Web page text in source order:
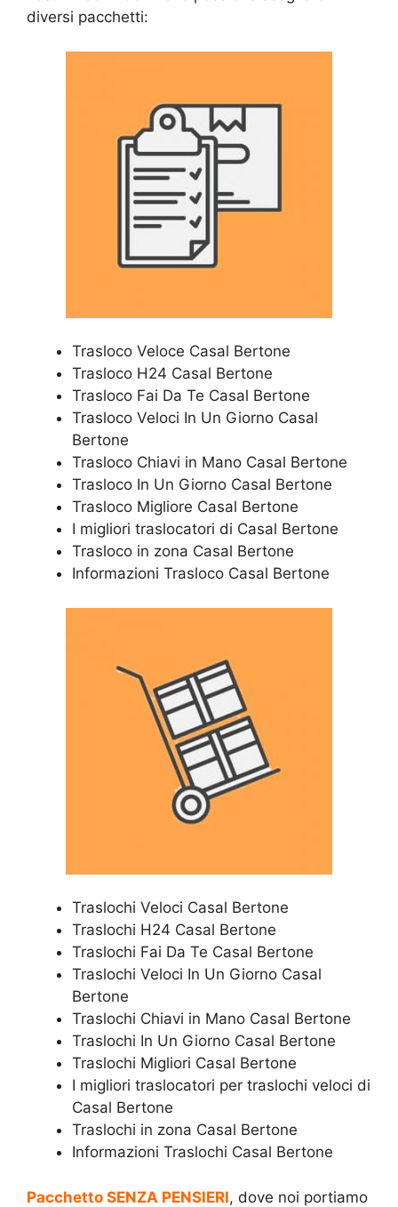
diversi pacchetti:
Trasloco Veloce Casal Bertone
Trasloco H24 Casal Bertone
Trasloco Fai Da Te Casal Bertone
Trasloco Veloci In Un Giorno Casal
Bertone
Trasloco Chiavi in Mano Casal Bertone
Trasloco In Un Giorno Casal Bertone
Trasloco Migliore Casal Bertone
I migliori traslocatori di Casal Bertone
Trasloco in zona Casal Bertone
Informazioni Trasloco Casal Bertone
Traslochi Veloci Casal Bertone
Traslochi H24 Casal Bertone
Traslochi Fai Da Te Casal Bertone
Traslochi Veloci In Un Giorno Casal
Bertone
Traslochi Chiavi in Mano Casal Bertone
Traslochi In Un Giorno Casal Bertone
Traslochi Migliori Casal Bertone
I migliori traslocatori per traslochi veloci di
Casal Bertone
Traslochi in zona Casal Bertone
Informazioni Traslochi Casal Bertone
Pacchetto SENZA PENSIERI, dove noi portiamo